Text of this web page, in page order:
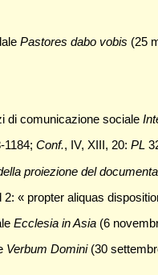
Pastores dabo vobis (25
di comunicazione sociale
1184; Conf., IV, XIII, 20: PL
proiezione del
2: « propter aliquas
Ecclesia in Asia(6
Verbum Domini(30